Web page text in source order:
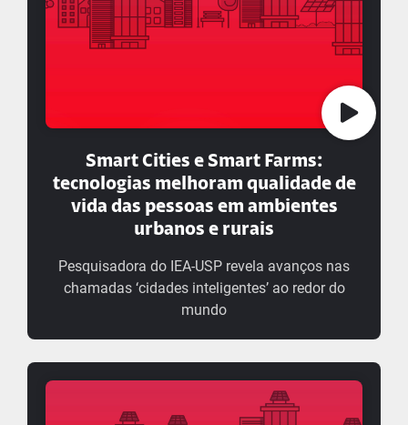
Smart Cities e Smart Farms:
tecnologias melhoram qualidade de
vida das pessoas em ambientes
urbanos e rurais
Pesquisadora do IEA-USP revela avanços nas
chamadas ‘cidades inteligentes’ ao redor do
mundo